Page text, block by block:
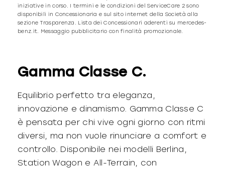
iniziative in corso. I termini e le condizioni del ServiceCare 2 sono
disponibili in Concessionaria e sul sito internet della Società alla
sezione Trasparenza. Lista dei Concessionari aderenti su mercedes-
benz.it. Messaggio pubblicitario con finalità promozionale.
Gamma Classe C.
Equilibrio perfetto tra eleganza,
innovazione e dinamismo. Gamma Classe C
è pensata per chi vive ogni giorno con ritmi
diversi, ma non vuole rinunciare a comfort e
controllo. Disponibile nei modelli Berlina,
Station Wagon e All-Terrain, con